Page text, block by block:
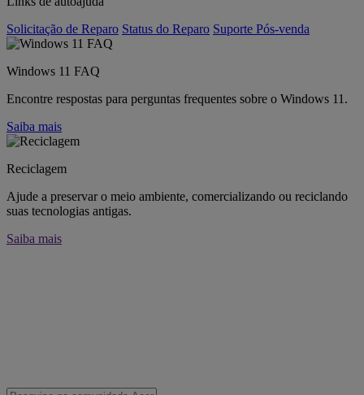
Solicitação de Reparo Status do Reparo Suporte Pós-venda
Windows 11 FAQ
Encontre respostas para perguntas frequentes sobre o Windows 11.
Saiba mais
Reciclagem
Ajude a preservar o meio ambiente, comercializando ou reciclando
suas tecnologias antigas.
Saiba mais